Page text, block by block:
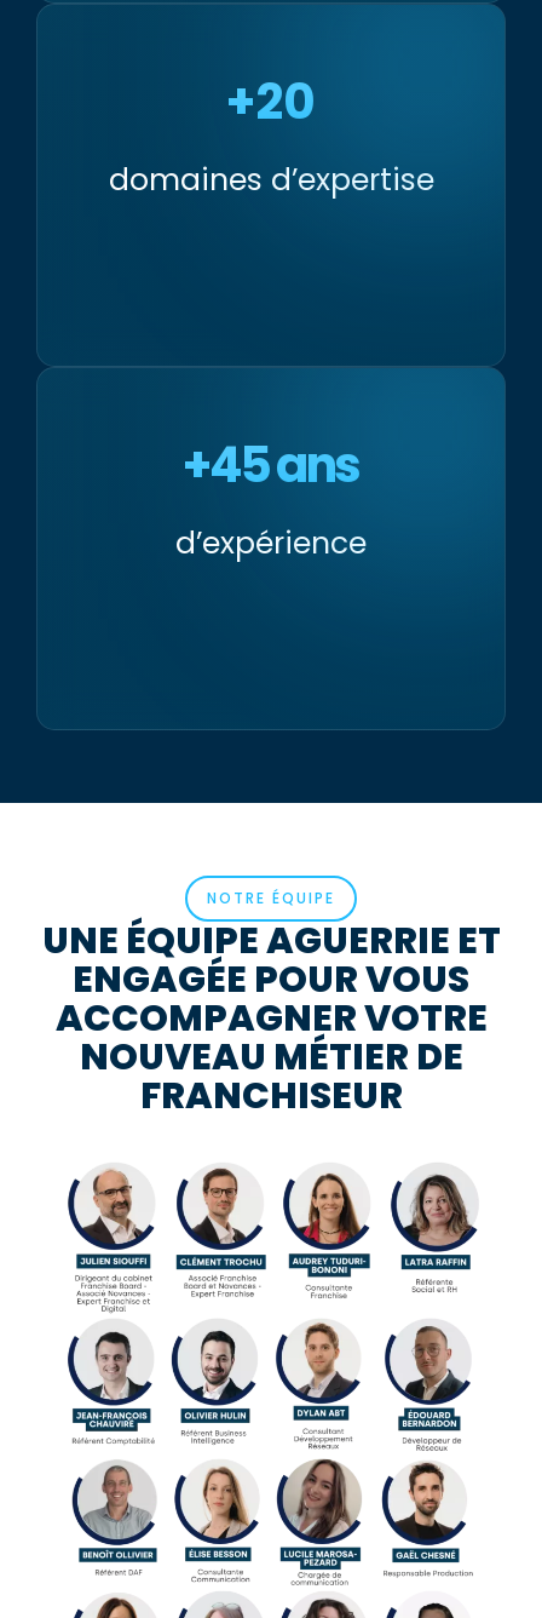
+20
domaines d’expertise
+45 ans
d’expérience
NOTRE ÉQUIPE
UNE ÉQUIPE AGUERRIE ET
ENGAGÉE POUR VOUS
ACCOMPAGNER VOTRE
NOUVEAU MÉTIER DE
FRANCHISEUR